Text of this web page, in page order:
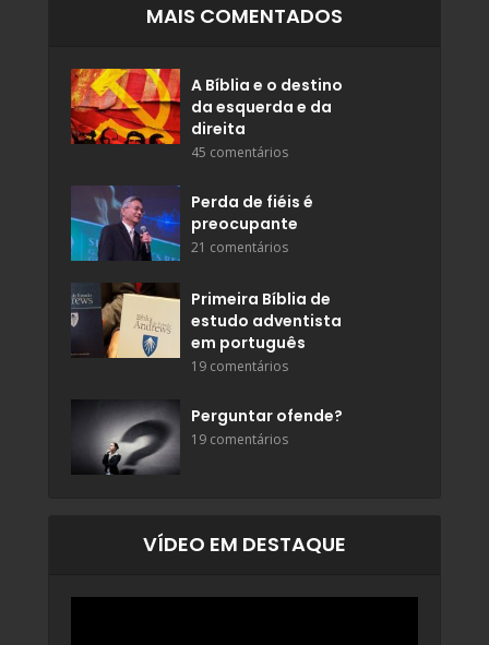
MAIS COMENTADOS
A Bíblia e o destino
da esquerda e da
direita
45 comentários
Perda de fiéis é
preocupante
21 comentários
Primeira Bíblia de
estudo adventista
em português
19 comentários
Perguntar ofende?
19 comentários
VÍDEO EM DESTAQUE